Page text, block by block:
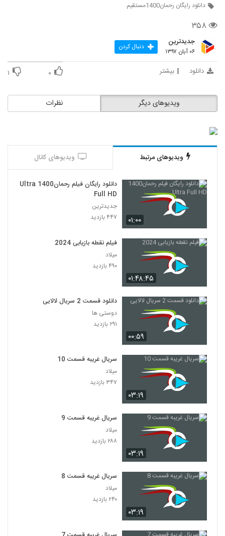
دانلود رایگان رحمان1400مستقیم
۳۵۸
جدیدترین
۰۶ آبان ۱۳۹۷ دنبال کردن
دانلود بیشتر ۰ ۱
نظرات ویدیوهای دیگر
ویدیوهای مرتبط ویدیوهای کانال
۰۱:۰۰
دانلود رایگان فیلم رحمان1400 Ultra
Full HD
جدیدترین
۴۴۷ بازدید
۰۱:۴۸:۴۵
فیلم نقطه بازیابی 2024
میلاد
۴۹۰ بازدید
۰۰:۵۹
دانلود قسمت 2 سریال لالایی
دوستی ها
۲۹۱ بازدید
۰۳:۱۹
سریال غریبه قسمت 10
میلاد
۳۴۷ بازدید
۰۳:۱۹
سریال غریبه قسمت 9
میلاد
۲۸۸ بازدید
۰۳:۱۹
سریال غریبه قسمت 8
میلاد
۲۴۰ بازدید